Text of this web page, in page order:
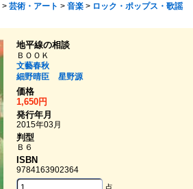
> 芸術・アート > 音楽> ロック・ポップス・歌謡
地平線の相談
ＢＯＯＫ
文藝春秋
細野晴臣
星野源
価格
1,650円
発行年月
2015年03月
判型
Ｂ６
ISBN
9784163902364